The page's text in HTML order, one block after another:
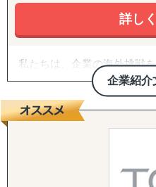
詳し
企業紹介
私たちは、企業の海外挑戦
一気通貫で伴走支援します。
『どの国が最適か？』を見